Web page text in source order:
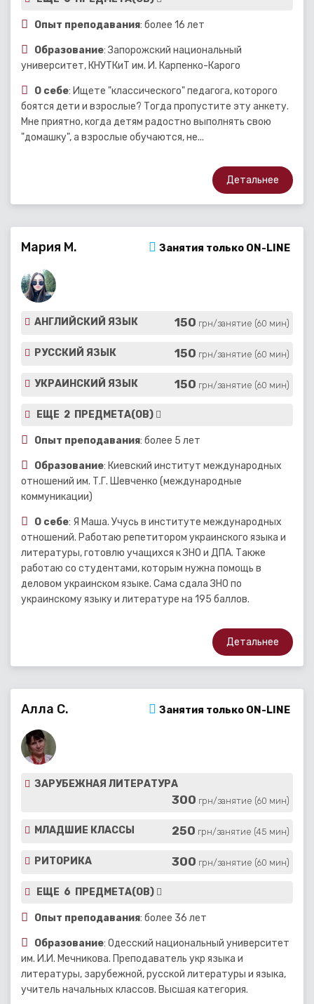
Опыт преподавания: более 16 лет
Образование: Запорожский национальный
университет, КНУТКиТ им. И. Карпенко-Карого
О себе: Ищете "классического" педагога, которого
боятся дети и взрослые? Тогда пропустите эту анкету.
Мне приятно, когда детям радостно выполнять свою
"домашку", а взрослые обучаются, не...
Детальнее
Мария М. Занятия только ON-LINE
АНГЛИЙСКИЙ ЯЗЫК 150 грн/занятие (60 мин)
РУССКИЙ ЯЗЫК 150 грн/занятие (60 мин)
УКРАИНСКИЙ ЯЗЫК 150 грн/занятие (60 мин)
ЕЩЕ 2 ПРЕДМЕТА(ОВ)
Опыт преподавания: более 5 лет
Образование: Киевский институт международных
отношений им. Т.Г. Шевченко (международные
коммуникации)
О себе: Я Маша. Учусь в институте международных
отношений. Работаю репетитором украинского языка и
литературы, готовлю учащихся к ЗНО и ДПА. Также
работаю со студентами, которым нужна помощь в
деловом украинском языке. Сама сдала ЗНО по
украинскому языку и литературе на 195 баллов.
Детальнее
Алла С. Занятия только ON-LINE
ЗАРУБЕЖНАЯ ЛИТЕРАТУРА
300 грн/занятие (60 мин)
МЛАДШИЕ КЛАССЫ 250 грн/занятие (45 мин)
РИТОРИКА 300 грн/занятие (60 мин)
ЕЩЕ 6 ПРЕДМЕТА(ОВ)
Опыт преподавания: более 36 лет
Образование: Одесский национальный университет
им. И.И. Мечникова. Преподаватель укр языка и
литературы, зарубежной, русской литературы и языка,
учитель начальных классов. Высшая категория.